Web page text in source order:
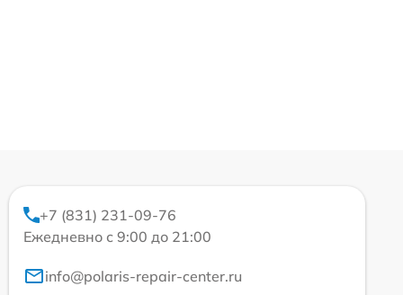
+7 (831) 231-09-76
Ежедневно с 9:00 до 21:00
info@polaris-repair-center.ru